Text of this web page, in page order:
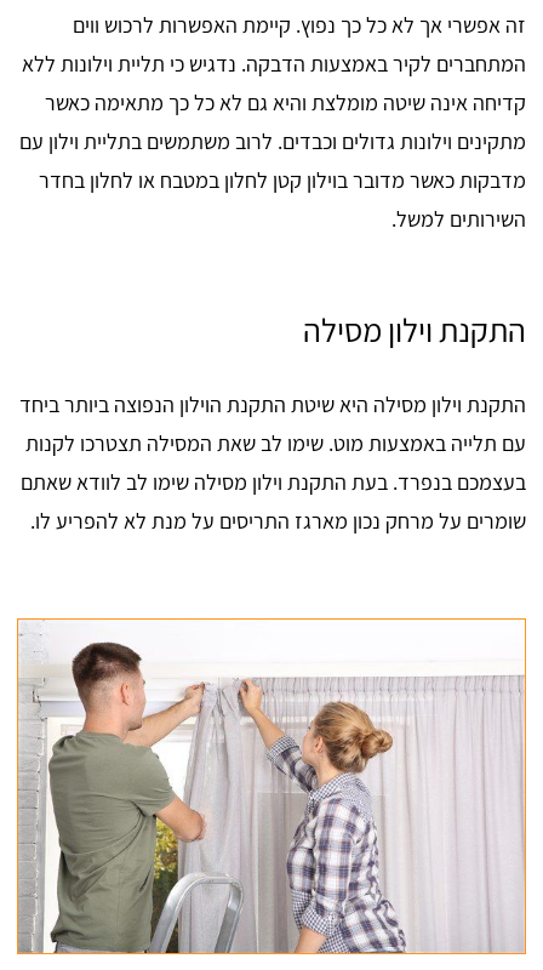
זה אפשרי אך לא כל כך נפוץ. קיימת האפשרות לרכוש ווים
המתחברים לקיר באמצעות הדבקה. נדגיש כי תליית וילונות ללא
קדיחה אינה שיטה מומלצת והיא גם לא כל כך מתאימה כאשר
מתקינים וילונות גדולים וכבדים. לרוב משתמשים בתליית וילון עם
מדבקות כאשר מדובר בוילון קטן לחלון במטבח או לחלון בחדר
השירותים למשל.
התקנת וילון מסילה
התקנת וילון מסילה היא שיטת התקנת הוילון הנפוצה ביותר ביחד
עם תלייה באמצעות מוט. שימו לב שאת המסילה תצטרכו לקנות
בעצמכם בנפרד. בעת התקנת וילון מסילה שימו לב לוודא שאתם
שומרים על מרחק נכון מארגז התריסים על מנת לא להפריע לו.